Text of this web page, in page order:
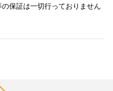
保証は一切行っておりません